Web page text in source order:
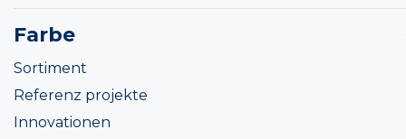
Farbe
Sortiment
Referenz projekte
Innovationen